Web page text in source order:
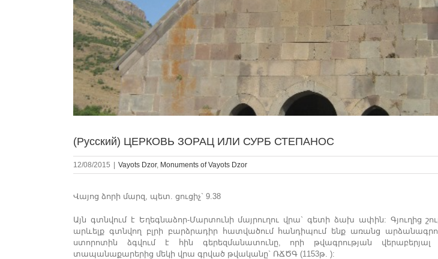
(Русский) ЦЕРКОВЬ ЗОРАЦ ИЛИ СУРБ СТЕПАНОС
12/08/2015 Vayots Dzor, Monuments of Vayots Dzor
Վայոց ձորի մարզ, պետ. ցուցիչ` 9.38
Այն գտնվում է Եղեգնաձոր-Մարտունի մայրուղու վրա` գետի ձախ ափին: Գյուղից
արևելք գտնվող բլրի բարձրադիր հատվածում հանդիպում ենք առանց
ստորոտին ձգվում է հին գերեզմանատունը, որի թվագրության վերաբերյալ
տապանաքարերից մեկի վրա գրված թվականը` ՌՃԾԳ (1153թ. ):